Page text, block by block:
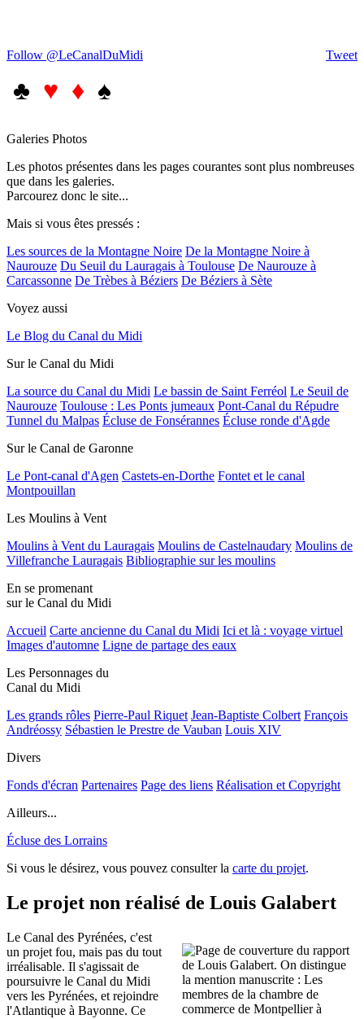
Tweet
Follow @LeCanalDuMidi
♣ ♥ ♦ ♠
Galeries Photos
Les photos présentes dans les pages courantes sont plus nombreuses
que dans les galeries.
Parcourez donc le site...
Mais si vous êtes pressés :
Les sources de la Montagne Noire De la Montagne Noire à
Naurouze Du Seuil du Lauragais à Toulouse De Naurouze à
Carcassonne De Trèbes à Béziers De Béziers à Sète
Voyez aussi
Le Blog du Canal du Midi
Sur le Canal du Midi
La source du Canal du Midi Le bassin de Saint Ferréol Le Seuil de
Naurouze Toulouse : Les Ponts jumeaux Pont-Canal du Répudre
Tunnel du Malpas Écluse de Fonsérannes Écluse ronde d'Agde
Sur le Canal de Garonne
Le Pont-canal d'Agen Castets-en-Dorthe Fontet et le canal
Montpouillan
Les Moulins à Vent
Moulins à Vent du Lauragais Moulins de Castelnaudary Moulins de
Villefranche Lauragais Bibliographie sur les moulins
En se promenant
sur le Canal du Midi
Accueil Carte ancienne du Canal du Midi Ici et là : voyage virtuel
Images d'automne Ligne de partage des eaux
Les Personnages du
Canal du Midi
Les grands rôles Pierre-Paul Riquet Jean-Baptiste Colbert François
Andréossy Sébastien le Prestre de Vauban Louis XIV
Divers
Fonds d'écran Partenaires Page des liens Réalisation et Copyright
Ailleurs...
Écluse des Lorrains
Si vous le désirez, vous pouvez consulter la carte du projet.
Le projet non réalisé de Louis Galabert
Le Canal des Pyrénées, c'est
un projet fou, mais pas du tout
irréalisable. Il s'agissait de
poursuivre le Canal du Midi
vers les Pyrénées, et rejoindre
l'Atlantique à Bayonne. Ce